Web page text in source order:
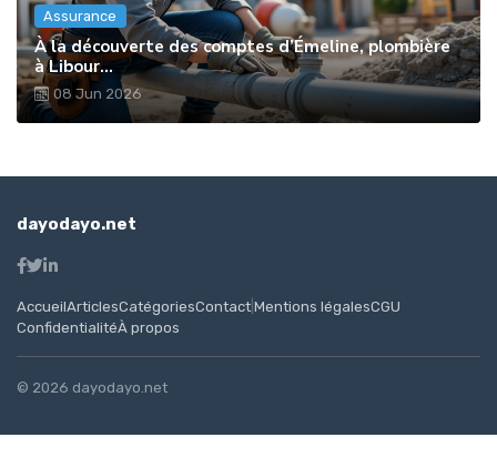
Assurance
À la découverte des comptes d’Émeline, plombière
à Libour...
08 Jun 2026
dayodayo.net
AccueilArticlesCatégoriesContact Mentions légalesCGU
ConfidentialitéÀ propos
© 2026 dayodayo.net